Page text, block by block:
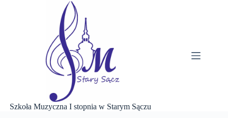
Szkoła Muzyczna I stopnia w Starym Sączu